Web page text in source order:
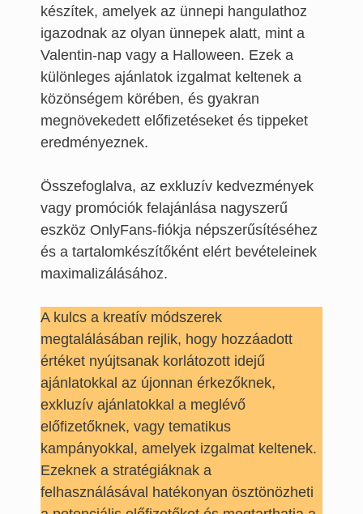
készítek, amelyek az ünnepi hangulathoz
igazodnak az olyan ünnepek alatt, mint a
Valentin-nap vagy a Halloween. Ezek a
különleges ajánlatok izgalmat keltenek a
közönségem körében, és gyakran
megnövekedett előfizetéseket és tippeket
eredményeznek.
Összefoglalva, az exkluzív kedvezmények
vagy promóciók felajánlása nagyszerű
eszköz OnlyFans-fiókja népszerűsítéséhez
és a tartalomkészítőként elért bevételeinek
maximalizálásához.
A kulcs a kreatív módszerek
megtalálásában rejlik, hogy hozzáadott
értéket nyújtsanak korlátozott idejű
ajánlatokkal az újonnan érkezőknek,
exkluzív ajánlatokkal a meglévő
előfizetőknek, vagy tematikus
kampányokkal, amelyek izgalmat keltenek.
Ezeknek a stratégiáknak a
felhasználásával hatékonyan ösztönözheti